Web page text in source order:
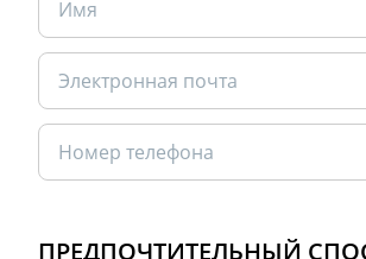
ПРЕДПОЧТИТЕЛЬНЫЙ